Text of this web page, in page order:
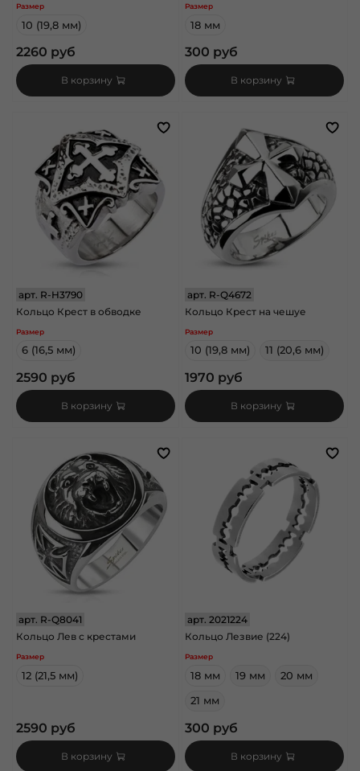
Размер
10 (19,8 мм)
2260 руб
В корзину
Размер
18 мм
300 руб
В корзину
арт. R-H3790
Кольцо Крест в обводке
Размер
6 (16,5 мм)
2590 руб
В корзину
арт. R-Q4672
Кольцо Крест на чешуе
Размер
10 (19,8 мм) 11 (20,6 мм)
1970 руб
В корзину
арт. R-Q8041
Кольцо Лев с крестами
Размер
12 (21,5 мм)
2590 руб
В корзину
арт.2021224
Кольцо Лезвие (224)
Размер
18 мм 19 мм
20 мм
21 мм
300 руб
В корзину